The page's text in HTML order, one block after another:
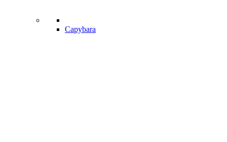
Capybara